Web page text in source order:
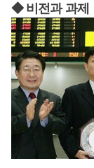
◆ 비전과 과제